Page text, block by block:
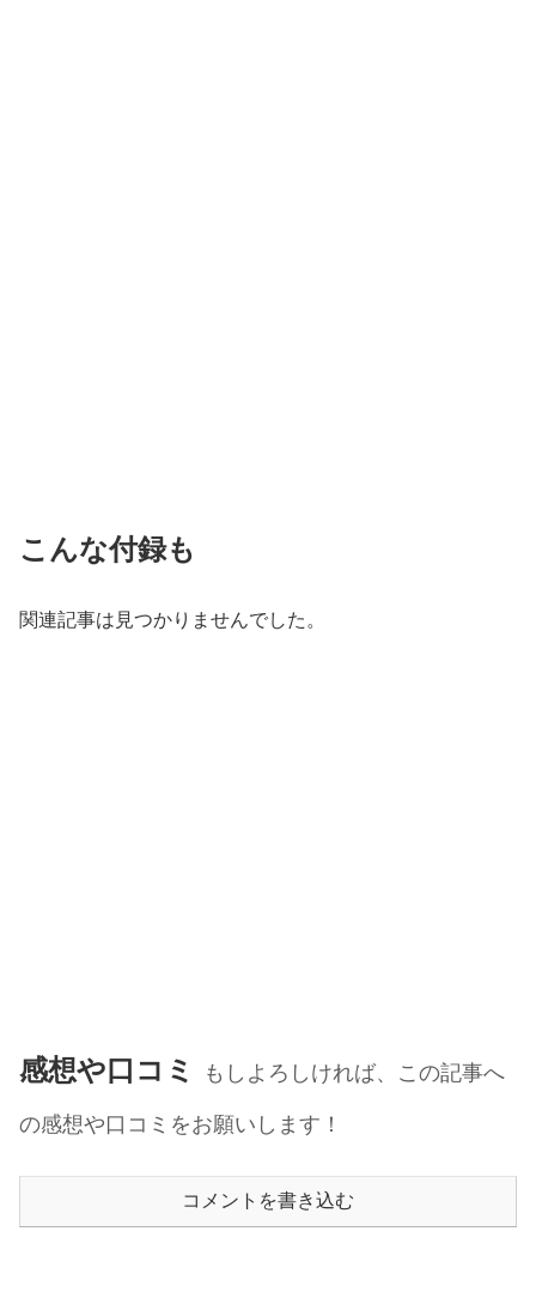
こんな付録も
関連記事は見つかりませんでした。
感想や口コミ
もしよろしければ、この記事へ
の感想や口コミをお願いします！
コメントを書き込む